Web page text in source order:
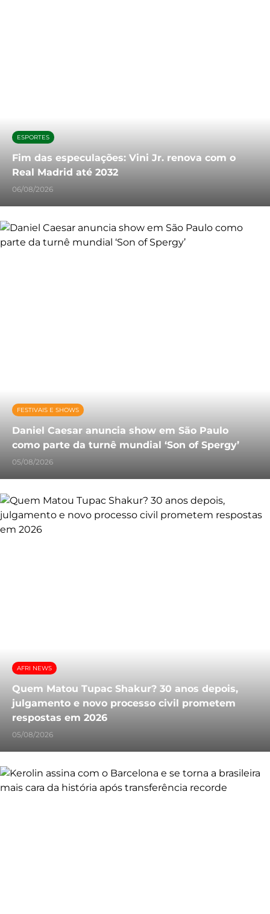
ESPORTES
Fim das especulações: Vini Jr. renova com o
Real Madrid até 2032
06/08/2026
FESTIVAIS E SHOWS
Daniel Caesar anuncia show em São Paulo
como parte da turnê mundial ‘Son of Spergy’
05/08/2026
AFRI NEWS
Quem Matou Tupac Shakur? 30 anos depois,
julgamento e novo processo civil prometem
respostas em 2026
05/08/2026